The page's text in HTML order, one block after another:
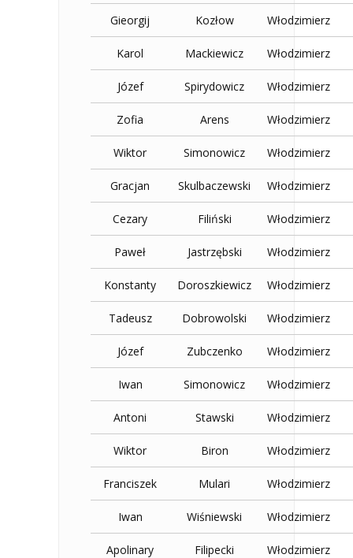
Gieorgij Kozłow Włodzimierz
Karol Mackiewicz Włodzimierz
Józef Spirydowicz Włodzimierz
Zofia Arens Włodzimierz
Wiktor Simonowicz Włodzimierz
Gracjan Skulbaczewski Włodzimierz
Cezary Filiński Włodzimierz
Paweł Jastrzębski Włodzimierz
Konstanty Doroszkiewicz Włodzimierz
Tadeusz Dobrowolski Włodzimierz
Józef Zubczenko Włodzimierz
Iwan Simonowicz Włodzimierz
Antoni Stawski Włodzimierz
Wiktor Biron Włodzimierz
Franciszek Mulari Włodzimierz
Iwan Wiśniewski Włodzimierz
Apolinary Filipecki Włodzimierz